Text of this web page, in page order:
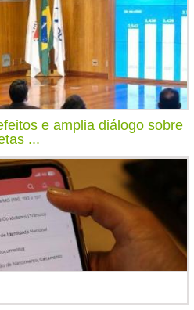
e amplia diálogo sobre
...